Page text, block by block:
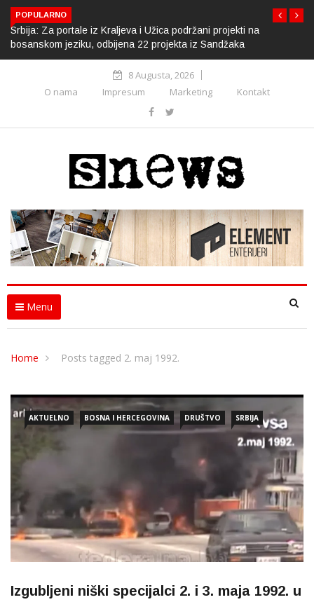
POPULARNO
Srbija: Za portale iz Kraljeva i Užica podržani projekti na
bosanskom jeziku, odbijena 22 projekta iz Sandžaka
8 Augusta, 2026
O nama
Impresum Marketing Kontakt
Menu
Home Posts tagged 2. maj 1992.
AKTUELNO BOSNA I HERCEGOVINA DRUŠTVO SRBIJA
Izgubljeni niški specijalci 2. i 3. maja 1992. u